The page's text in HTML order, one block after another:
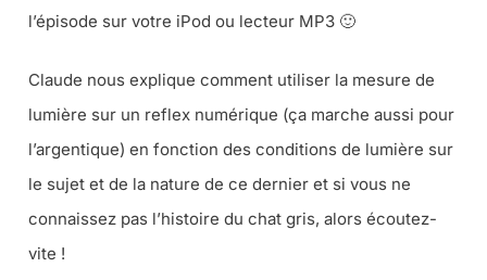
l’épisode sur votre iPod ou lecteur MP3 🙂
Claude nous explique comment utiliser la mesure de
lumière sur un reflex numérique (ça marche aussi pour
l’argentique) en fonction des conditions de lumière sur
le sujet et de la nature de ce dernier et si vous ne
connaissez pas l’histoire du chat gris, alors écoutez-
vite !